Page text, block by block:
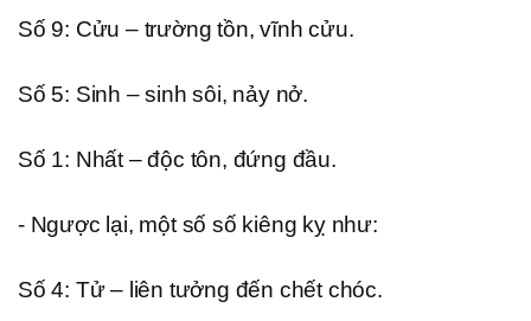
Số 9: Cửu – trường tồn, vĩnh cửu.
Số 5: Sinh – sinh sôi, nảy nở.
Số 1: Nhất – độc tôn, đứng đầu.
- Ngược lại, một số số kiêng kỵ như:
Số 4: Tử – liên tưởng đến chết chóc.